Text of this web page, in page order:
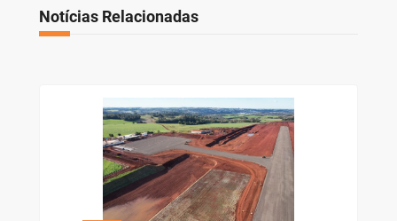
Notícias Relacionadas